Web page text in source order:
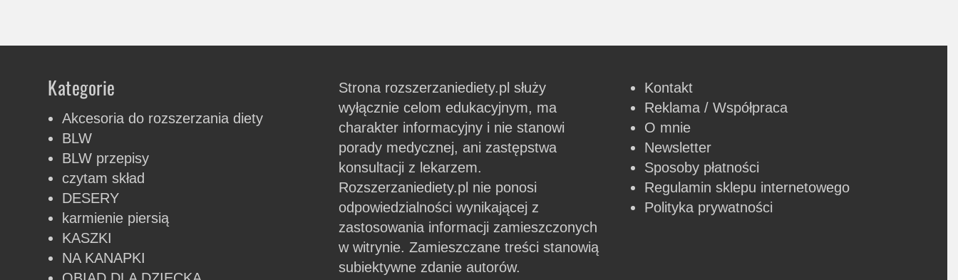
Kategorie
Akcesoria do rozszerzania diety
BLW
BLW przepisy
czytam skład
DESERY
karmienie piersią
KASZKI
NA KANAPKI
Strona rozszerzaniediety.pl służy
wyłącznie celom edukacyjnym, ma
charakter informacyjny i nie stanowi
porady medycznej, ani zastępstwa
konsultacji z lekarzem.
Rozszerzaniediety.pl nie ponosi
odpowiedzialności wynikającej z
zastosowania informacji zamieszczonych
w witrynie.Zamieszczane treści stanowią
subiektywne zdanie autorów.
Kontakt
Reklama / Współpraca
O mnie
Newsletter
Sposoby płatności
Regulamin sklepu internetowego
Polityka prywatności